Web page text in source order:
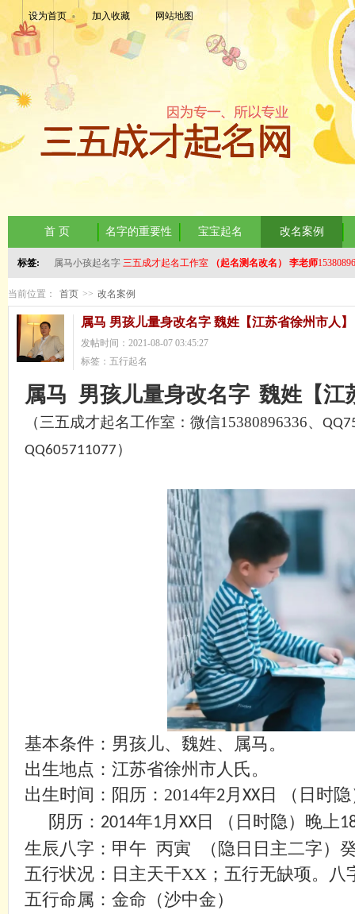
设为首页 加入收藏 网站地图
首 页 名字的重要性 宝宝起名 改名案例
标签: 属马小孩起名字 三五成才起名工作室 （起名测名改名） 李老师
当前位置： 首页 >> 改名案例
属马 男孩儿量身改名字 魏姓【江苏省徐州市人】
发帖时间：2021-08-07 03:45:27
标签：五行起名
属马 男孩儿量身改名字 魏姓【江
（三五成才起名工作室：微信15380896336、
QQ605711077 ）
基本条件： 男孩儿、 魏姓、属马。
出生地点： 江苏省徐州市人氏。
出生时间：阳历： 2014年2月 XX日
（日时
阴历： 2014年1月 XX日 （日时隐） 晚上
生辰八字： 甲午 丙寅 （隐日 日主二字）
五行状况：日主天干XX； 五行无缺项。 八
五行命属： 金命（沙中金）